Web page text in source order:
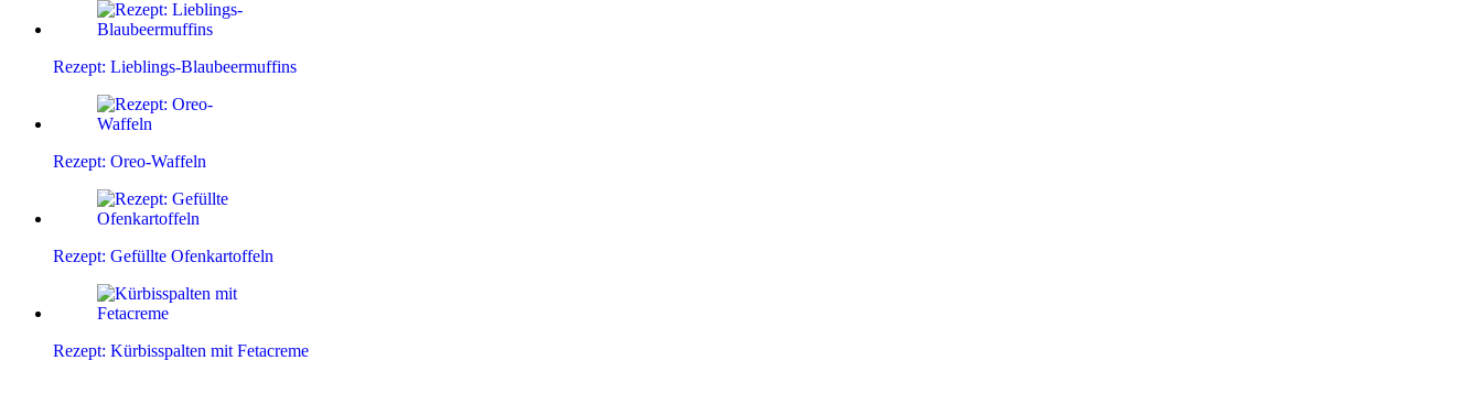
Rezept: Lieblings-Blaubeermuffins
Rezept: Oreo-Waffeln
Rezept: Gefüllte Ofenkartoffeln
Rezept: Kürbisspalten mit Fetacreme